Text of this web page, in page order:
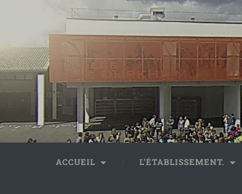
ACCUEIL L’ÉTABLISSEMENT.